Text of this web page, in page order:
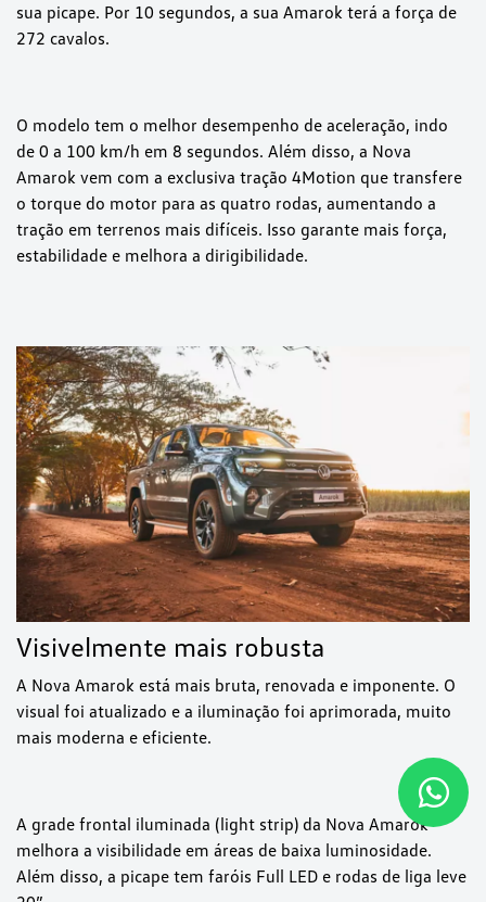
sua picape. Por 10 segundos, a sua Amarok terá a força de
272 cavalos.
O modelo tem o melhor desempenho de aceleração, indo
de 0 a 100 km/h em 8 segundos. Além disso, a Nova
Amarok vem com a exclusiva tração 4Motion que transfere
o torque do motor para as quatro rodas, aumentando a
tração em terrenos mais difíceis. Isso garante mais força,
estabilidade e melhora a dirigibilidade.
Visivelmente mais robusta
A Nova Amarok está mais bruta, renovada e imponente. O
visual foi atualizado e a iluminação foi aprimorada, muito
mais moderna e eficiente.
A grade frontal iluminada (light strip) da Nova Amarok
melhora a visibilidade em áreas de baixa luminosidade.
Além disso, a picape tem faróis Full LED e rodas de liga leve